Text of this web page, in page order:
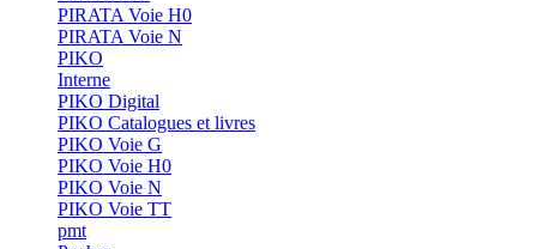
PIRATA Voie H0
PIRATA Voie N
PIKO
Interne
PIKO Digital
PIKO Catalogues et livres
PIKO Voie G
PIKO Voie H0
PIKO Voie N
PIKO Voie TT
pmt